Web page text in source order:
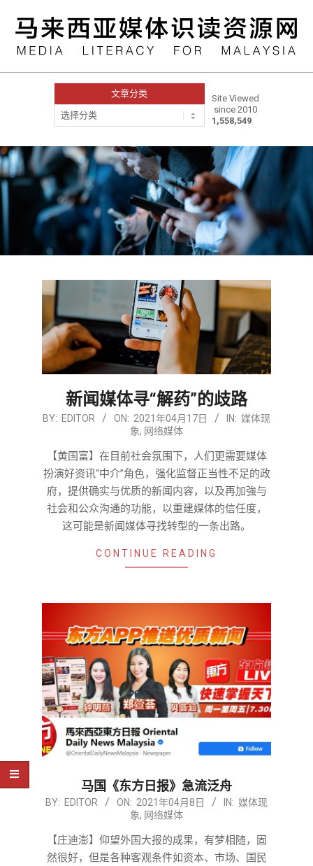
content
文章分类
文
章
类
Site Viewed
since 2010
1,558,549
Primary
Navigation
Menu
新闻媒体寻“解药”的歧路
2021-
BY: EDITOR ON: 2021年04月17日 IN: 媒体现
象, 网络媒体
【黄国富】在目前社会氛围下，人们更需要媒体
扮演好资讯“中介”角色，强化监督正当性不足的政
府，提供确实与优质的新闻内容，以及再加強与
社会和公众沟通的功能，以重建媒体的信任度，
这可能是新闻媒体寻找转型的一条出路。
CONTINUE READING
马国《东方日报》急流泛舟
2021-
BY: EDITOR ON: 2021年04月8日 IN: 媒体现
象, 网络媒体
【庄迪澎】仰望外国大报的成果，有梦相随，固
然很好，但是各种客观条件如资本、市场、国民